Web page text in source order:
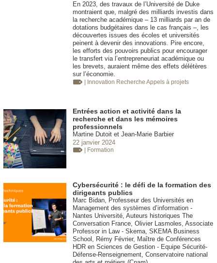
En 2023, des travaux de l’Université de Duke
montraient que, malgré des milliards investis dans
la recherche académique – 13 milliards par an de
dotations budgétaires dans le cas français –, les
découvertes issues des écoles et universités
peinent à devenir des innovations. Pire encore,
les efforts des pouvoirs publics pour encourager
le transfert via l’entrepreneuriat académique ou
les brevets, auraient même des effets délétères
sur l’économie.
| Innovation Recherche Appels à projets
Entrées action et activité dans la
recherche et dans les mémoires
professionnels
Martine Dutoit et Jean-Marie Barbier
22 janvier 2024
| Formation
Cybersécurité : le défi de la formation des
dirigeants publics
Marc Bidan, Professeur des Universités en
Management des systèmes d’information -
Nantes Université, Auteurs historiques The
Conversation France, Olivier Lasmoles, Associate
Professor in Law - Skema, SKEMA Business
School, Rémy Février, Maître de Conférences
HDR en Sciences de Gestion - Equipe Sécurité-
Défense-Renseignement, Conservatoire national